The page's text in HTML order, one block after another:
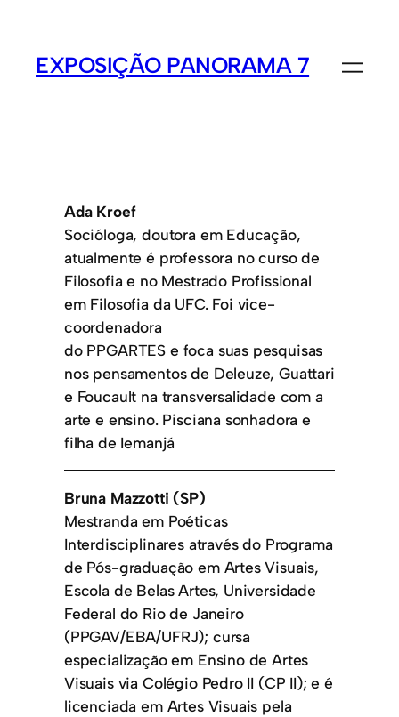
EXPOSIÇÃO PANORAMA 7
Ada Kroef
Socióloga, doutora em Educação,
atualmente é professora no curso de
Filosofia e no Mestrado Profissional
em Filosofia da UFC. Foi vice-
coordenadora
do PPGARTES e foca suas pesquisas
nos pensamentos de Deleuze, Guattari
e Foucault na transversalidade com a
arte e ensino. Pisciana sonhadora e
filha de Iemanjá
Bruna Mazzotti (SP)
Mestranda em Poéticas
Interdisciplinares através do Programa
de Pós-graduação em Artes Visuais,
Escola de Belas Artes, Universidade
Federal do Rio de Janeiro
(PPGAV/EBA/UFRJ); cursa
especialização em Ensino de Artes
Visuais via Colégio Pedro II (CP II); e é
licenciada em Artes Visuais pela